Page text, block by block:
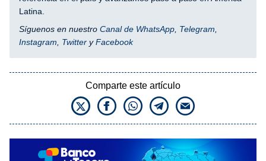
Latina.
Síguenos en nuestro Canal de WhatsApp Telegram
Instagram
Twitter yFacebook
Comparte este artículo